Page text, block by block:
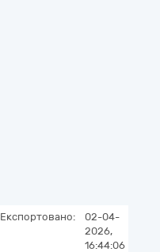
Експортовано:
02-04-
2026,
16:44:06